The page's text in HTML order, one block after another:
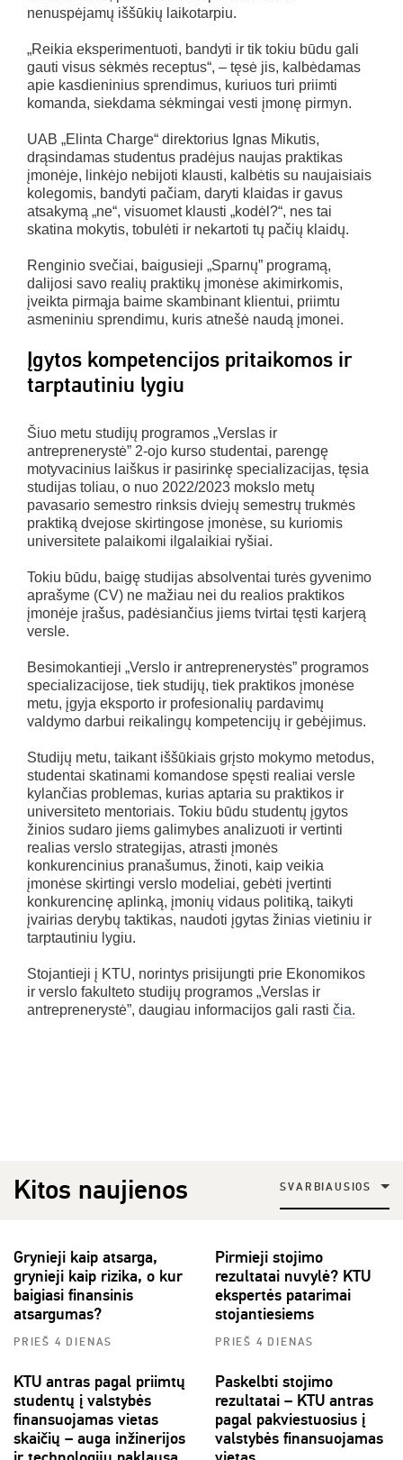
nenuspėjamų iššūkių laikotarpiu.
„Reikia eksperimentuoti, bandyti ir tik tokiu būdu gali
gauti visus sėkmės receptus“, – tęsė jis, kalbėdamas
apie kasdieninius sprendimus, kuriuos turi priimti
komanda, siekdama sėkmingai vesti įmonę pirmyn.
UAB „Elinta Charge“ direktorius Ignas Mikutis,
drąsindamas studentus pradėjus naujas praktikas
įmonėje, linkėjo nebijoti klausti, kalbėtis su naujaisiais
kolegomis, bandyti pačiam, daryti klaidas ir gavus
atsakymą „ne“, visuomet klausti „kodėl?“, nes tai
skatina mokytis, tobulėti ir nekartoti tų pačių klaidų.
Renginio svečiai, baigusieji „Sparnų” programą,
dalijosi savo realių praktikų įmonėse akimirkomis,
įveikta pirmąja baime skambinant klientui, priimtu
asmeniniu sprendimu, kuris atnešė naudą įmonei.
Įgytos kompetencijos pritaikomos ir
tarptautiniu lygiu
Šiuo metu studijų programos „Verslas ir
antreprenerystė” 2-ojo kurso studentai, parengę
motyvacinius laiškus ir pasirinkę specializacijas, tęsia
studijas toliau, o nuo 2022/2023 mokslo metų
pavasario semestro rinksis dviejų semestrų trukmės
praktiką dvejose skirtingose įmonėse, su kuriomis
universitete palaikomi ilgalaikiai ryšiai.
Tokiu būdu, baigę studijas absolventai turės gyvenimo
aprašyme (CV) ne mažiau nei du realios praktikos
įmonėje įrašus, padėsiančius jiems tvirtai tęsti karjerą
versle.
Besimokantieji „Verslo ir antreprenerystės” programos
specializacijose, tiek studijų, tiek praktikos įmonėse
metu, įgyja eksporto ir profesionalių pardavimų
valdymo darbui reikalingų kompetencijų ir gebėjimus.
Studijų metu, taikant iššūkiais grįsto mokymo metodus,
studentai skatinami komandose spęsti realiai versle
kylančias problemas, kurias aptaria su praktikos ir
universiteto mentoriais. Tokiu būdu studentų įgytos
žinios sudaro jiems galimybes analizuoti ir vertinti
realias verslo strategijas, atrasti įmonės
konkurencinius pranašumus, žinoti, kaip veikia
įmonėse skirtingi verslo modeliai, gebėti įvertinti
konkurencinę aplinką, įmonių vidaus politiką, taikyti
įvairias derybų taktikas, naudoti įgytas žinias vietiniu ir
tarptautiniu lygiu.
Stojantieji į KTU, norintys prisijungti prie Ekonomikos
ir verslo fakulteto studijų programos „Verslas ir
antreprenerystė”, daugiau informacijos gali rasti čia.
Kitos naujienos SVARBIAUSIOS
Grynieji kaip atsarga,
grynieji kaip rizika, o kur
baigiasi finansinis
atsargumas?
PRIEŠ 4 DIENAS
Pirmieji stojimo
rezultatai nuvylė? KTU
ekspertės patarimai
stojantiesiems
PRIEŠ 4 DIENAS
KTU antras pagal priimtų
studentų į valstybės
finansuojamas vietas
skaičių – auga inžinerijos
Paskelbti stojimo
rezultatai – KTU antras
pagal pakviestuosius į
valstybės finansuojamas